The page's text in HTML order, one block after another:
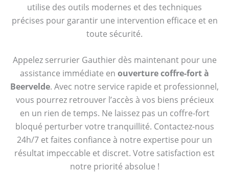
utilise des outils modernes et des techniques
précises pour garantir une intervention efficace et en
toute sécurité.
Appelez serrurier Gauthier dès maintenant pour une
assistance immédiate en ouverture coffre-fort à
Beervelde. Avec notre service rapide et professionnel,
vous pourrez retrouver l’accès à vos biens précieux
en un rien de temps. Ne laissez pas un coffre-fort
bloqué perturber votre tranquillité. Contactez-nous
24h/7 et faites confiance à notre expertise pour un
résultat impeccable et discret. Votre satisfaction est
notre priorité absolue !